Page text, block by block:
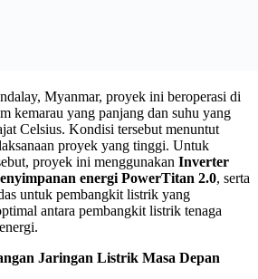
Myanmar, proyek ini beroperasi di
kemarau yang panjang dan suhu yang
Celsius. Kondisi tersebut menuntut
proyek yang tinggi. Untuk
proyek ini menggunakan Inverter
energi PowerTitan 2.0, serta
untuk pembangkit listrik yang
antara pembangkit listrik tenaga
Jaringan Listrik Masa Depan